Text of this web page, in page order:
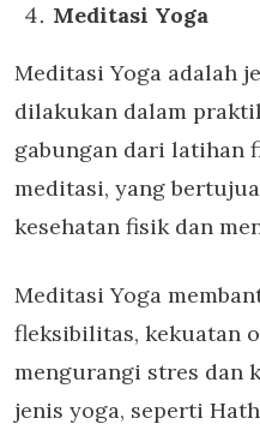
Meditasi Yoga
Meditasi Yoga adalah
dilakukan dalam
gabungan dari latihan
meditasi, yang
kesehatan fisik dan
Meditasi Yoga
fleksibilitas, kekuatan
mengurangi stres dan
jenis yoga, seperti